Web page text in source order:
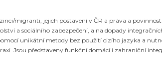
migranti, jejich postavení v ČR a práva a
a sociálního zabezpečení, a na dopady
unikátní metody bez použití cizího jazyka a
Jsou představeny funkční domácí i zahraniční